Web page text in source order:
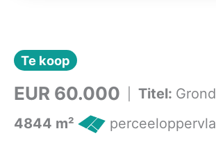
Te koop
EUR 60.000 Titel:
4844 m²